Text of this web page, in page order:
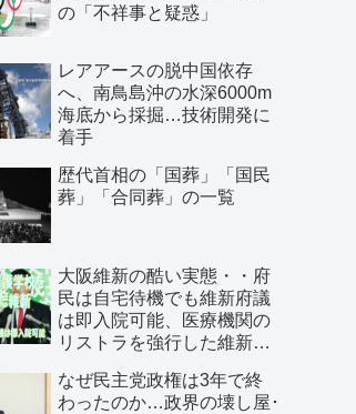
の「不祥事と疑惑」
レアアースの脱中国依存
へ、南鳥島沖の水深6000m
海底から採掘…技術開発に
着手
歴代首相の「国葬」「国民
葬」「合同葬」の一覧
大阪維新の酷い実態・・府
民は自宅待機でも維新府議
は即入院可能、医療機関の
リストラを強行した維新、
開催…
なぜ民主党政権は3年で終
わったのか…政界の壊し屋･